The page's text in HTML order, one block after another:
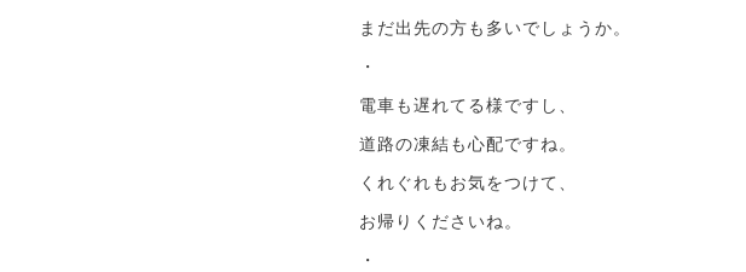
まだ出先の方も多いでしょうか。
・
電車も遅れてる様ですし、
道路の凍結も心配ですね。
くれぐれもお気をつけて、
お帰りくださいね。
・